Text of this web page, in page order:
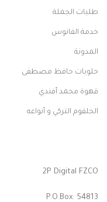
طلبات الجملة
خدمة الفانوس
المدونة
حلويات حافظ مصطفى
قهوة محمد أفندي
الحلقوم التركي و أنواعه
2P Digital FZCO
P.O.Box: 54813